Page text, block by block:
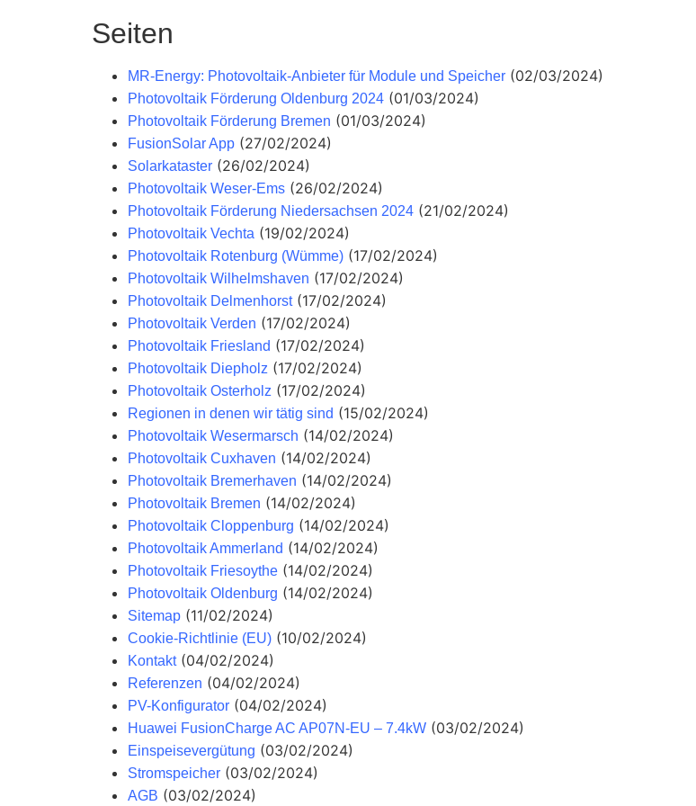
Seiten
MR-Energy: Photovoltaik-Anbieter für Module und Speicher (02/03/2024)
Photovoltaik Förderung Oldenburg 2024 (01/03/2024)
Photovoltaik Förderung Bremen (01/03/2024)
FusionSolar App (27/02/2024)
Solarkataster (26/02/2024)
Photovoltaik Weser-Ems (26/02/2024)
Photovoltaik Förderung Niedersachsen 2024 (21/02/2024)
Photovoltaik Vechta (19/02/2024)
Photovoltaik Rotenburg (Wümme) (17/02/2024)
Photovoltaik Wilhelmshaven (17/02/2024)
Photovoltaik Delmenhorst (17/02/2024)
Photovoltaik Verden (17/02/2024)
Photovoltaik Friesland (17/02/2024)
Photovoltaik Diepholz (17/02/2024)
Photovoltaik Osterholz (17/02/2024)
Regionen in denen wir tätig sind (15/02/2024)
Photovoltaik Wesermarsch (14/02/2024)
Photovoltaik Cuxhaven (14/02/2024)
Photovoltaik Bremerhaven (14/02/2024)
Photovoltaik Bremen (14/02/2024)
Photovoltaik Cloppenburg (14/02/2024)
Photovoltaik Ammerland (14/02/2024)
Photovoltaik Friesoythe (14/02/2024)
Photovoltaik Oldenburg (14/02/2024)
Sitemap (11/02/2024)
Cookie-Richtlinie (EU) (10/02/2024)
Kontakt (04/02/2024)
Referenzen (04/02/2024)
PV-Konfigurator (04/02/2024)
Huawei FusionCharge AC AP07N-EU – 7.4kW (03/02/2024)
Einspeisevergütung (03/02/2024)
Stromspeicher (03/02/2024)
AGB (03/02/2024)